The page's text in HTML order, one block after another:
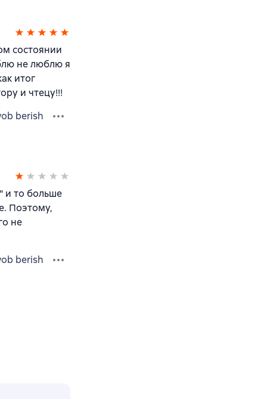
состоянии
не люблю я
итог
и чтецу!!!
berish
и то больше
Поэтому,
не
berish